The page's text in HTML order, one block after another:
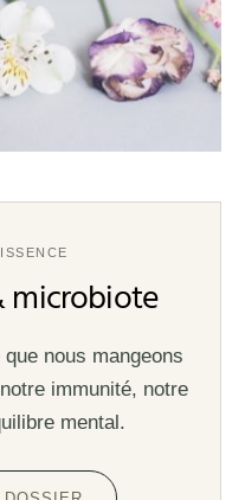
microbiote
nous mangeons
immunité, notre
mental.